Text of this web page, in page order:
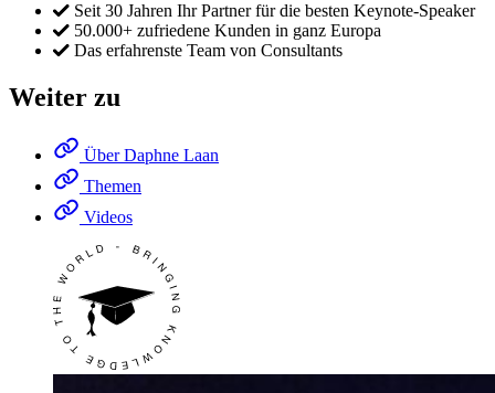
Seit 30 Jahren Ihr Partner für die besten Keynote-Speaker
50.000+ zufriedene Kunden in ganz Europa
Das erfahrenste Team von Consultants
Weiter zu
Über Daphne Laan
Themen
Videos